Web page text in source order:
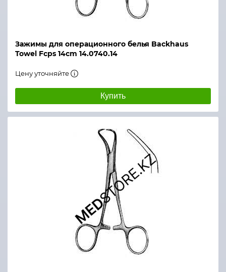
Зажимы для операционного белья Backhaus
Towel Fcps 14cm 14.0740.14
Цену уточняйте
Купить